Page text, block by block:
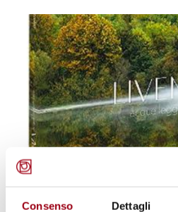
Consenso Dettagli